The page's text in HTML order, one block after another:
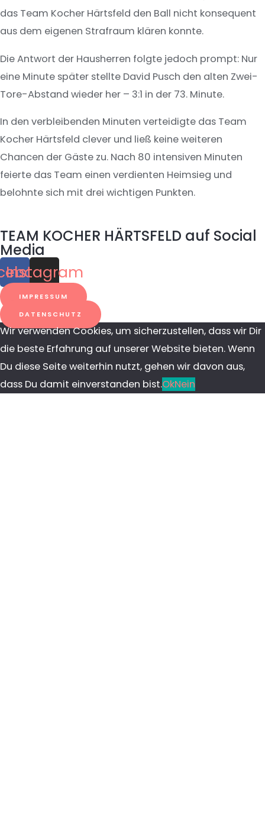
das Team Kocher Härtsfeld den Ball nicht konsequent
aus dem eigenen Strafraum klären konnte.
Die Antwort der Hausherren folgte jedoch prompt: Nur
eine Minute später stellte David Pusch den alten Zwei-
Tore-Abstand wieder her – 3:1 in der 73. Minute.
In den verbleibenden Minuten verteidigte das Team
Kocher Härtsfeld clever und ließ keine weiteren
Chancen der Gäste zu. Nach 80 intensiven Minuten
feierte das Team einen verdienten Heimsieg und
belohnte sich mit drei wichtigen Punkten.
TEAM KOCHER HÄRTSFELD auf Social
Media
Instagram
IMPRESSUM
DATENSCHUTZ
Wir verwenden Cookies, um sicherzustellen, dass wir Dir
die beste Erfahrung auf unserer Website bieten. Wenn
Du diese Seite weiterhin nutzt, gehen wir davon aus,
dass Du damit einverstanden bist.OkNein